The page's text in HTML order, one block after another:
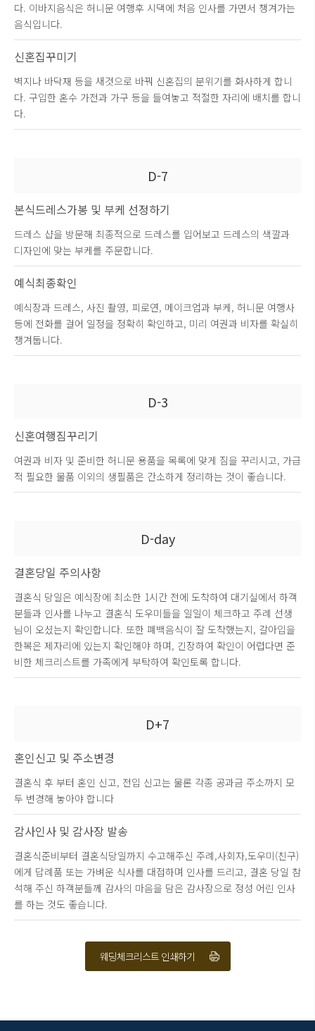
다. 이바지음식은 허니문 여행후 시댁에 처음 인사를 가면서 챙겨가는
음식입니다.
신혼집꾸미기
벽지나 바닥재 등을 새것으로 바꿔 신혼집의 분위기를 화사하게 합니
다. 구입한 혼수 가전과 가구 등을 들여놓고 적절한 자리에 배치를 합니
다.
D-7
본식드레스가봉 및 부케 선정하기
드레스 샵을 방문해 최종적으로 드레스를 입어보고 드레스의 색깔과
디자인에 맞는 부케를 주문합니다.
예식최종확인
예식장과 드레스, 사진 촬영, 피로연, 메이크업과 부케, 허니문 여행사
등에 전화를 걸어 일정을 정확히 확인하고, 미리 여권과 비자를 확실히
챙겨둡니다.
D-3
신혼여행짐꾸리기
여권과 비자 및 준비한 허니문 용품을 목록에 맞게 짐을 꾸리시고, 가급
적 필요한 물품 이외의 생필품은 간소하게 정리하는 것이 좋습니다.
D-day
결혼당일 주의사항
결혼식 당일은 예식장에 최소한 1시간 전에 도착하여 대기실에서 하객
분들과 인사를 나누고 결혼식 도우미들을 일일이 체크하고 주례 선생
님이 오셨는지 확인합니다. 또한 폐백음식이 잘 도착했는지, 갈아입을
한복은 제자리에 있는지 확인해야 하며, 긴장하여 확인이 어렵다면 준
비한 체크리스트를 가족에게 부탁하여 확인토록 합니다.
D+7
혼인신고 및 주소변경
결혼식 후 부터 혼인 신고, 전입 신고는 물론 각종 공과금 주소까지 모
두 변경해 놓아야 합니다
감사인사 및 감사장 발송
결혼식준비부터 결혼식당일까지 수고해주신 주례,사회자,도우미(친구)
에게 답례품 또는 가벼운 식사를 대접하며 인사를 드리고, 결혼 당일 참
석해 주신 하객분들께 감사의 마음을 담은 감사장으로 정성 어린 인사
를 하는 것도 좋습니다.
웨딩체크리스트 인쇄하기